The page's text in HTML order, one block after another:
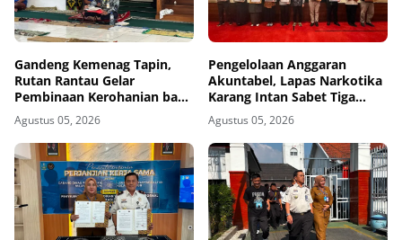
Gandeng Kemenag Tapin,
Rutan Rantau Gelar
Pembinaan Kerohanian bagi
Warga Binaan
Agustus 05, 2026
Pengelolaan Anggaran
Akuntabel, Lapas Narkotika
Karang Intan Sabet Tiga
Penghargaan KPPN
Banjarmasin
Agustus 05, 2026